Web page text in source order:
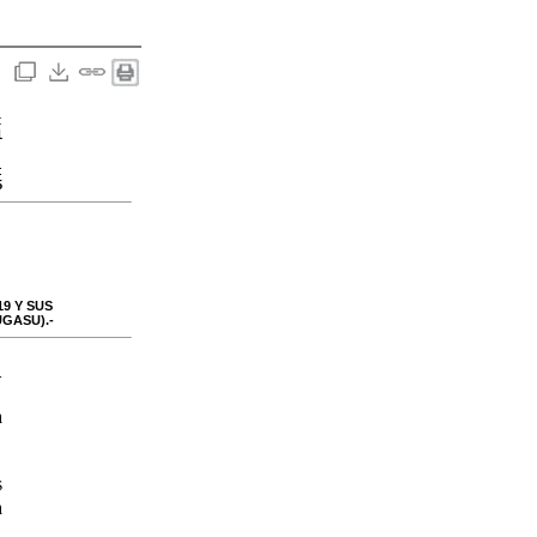
Y SUS